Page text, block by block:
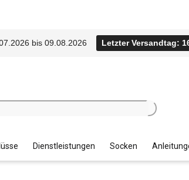
bis 09.08.2026 Letzter Versandtag:
Dienstleistungen Socken